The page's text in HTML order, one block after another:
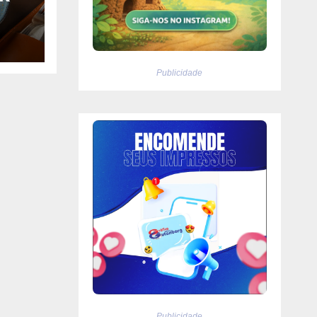
Publicidade